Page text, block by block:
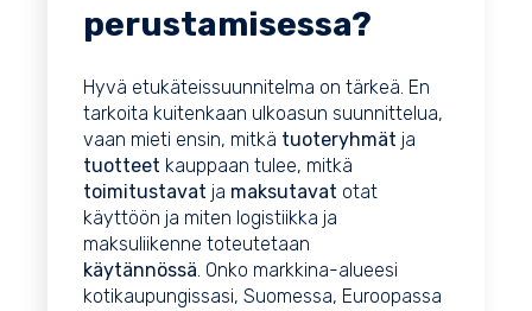
perustamisessa?
Hyvä etukäteissuunnitelma on tärkeä. En
tarkoita kuitenkaan ulkoasun suunnittelua,
vaan mieti ensin, mitkä tuoteryhmät ja
tuotteet kauppaan tulee, mitkä
toimitustavat ja maksutavat otat
käyttöön ja miten logistiikka ja
maksuliikenne toteutetaan
käytännössä . Onko markkina-alueesi
kotikaupungissasi, Suomessa, Euroopassa